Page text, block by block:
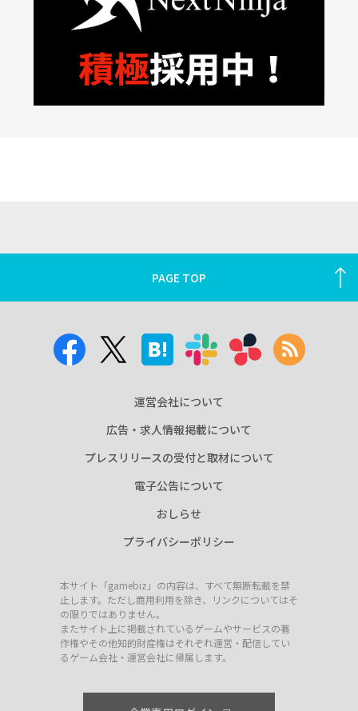
PAGE TOP
運営会社について
広告・求人情報掲載について
プレスリリースの受付と取材について
電子公告について
おしらせ
プライバシーポリシー
本サイト「gamebiz」の内容は、すべて無断転載を禁
止します。ただし商用利用を除き、リンクについてはそ
の限りではありません。
またサイト上に掲載されているゲームやサービスの著
作権やその他知的財産権はそれぞれ運営・配信してい
るゲーム会社・運営会社に帰属します。